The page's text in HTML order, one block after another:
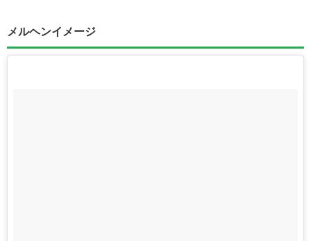
メルヘンイメージ